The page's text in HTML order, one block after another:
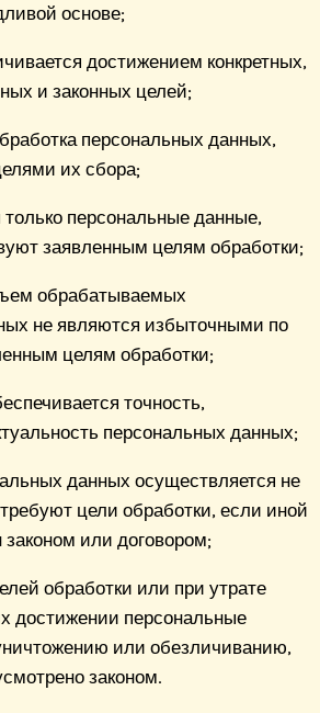
основе;
достижением конкретных,
и законных целей;
персональных данных,
их сбора;
персональные данные,
заявленным целям обработки;
обрабатываемых
не являются избыточными по
целям обработки;
точность,
персональных данных;
данных осуществляется не
цели обработки, если иной
законом или договором;
обработки или при утрате
достижении персональные
или обезличиванию,
законом.